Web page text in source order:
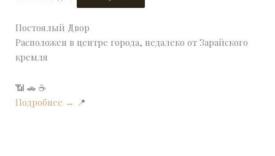
Постоялый Двор
Расположен в центре города, недалеко от Зарайского
кремля
📶 🚗 ☕
Подробнее → 📍